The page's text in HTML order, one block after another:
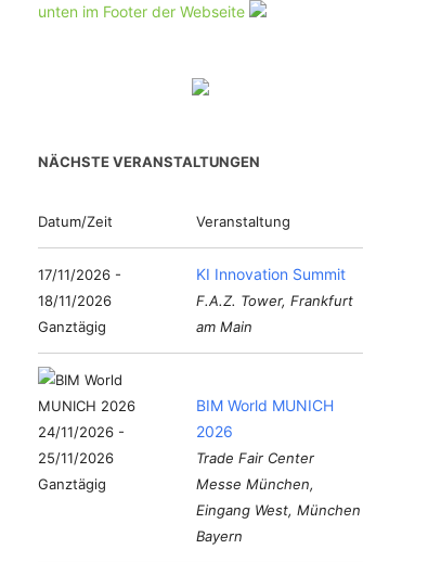
unten im Footer der Webseite
NÄCHSTE VERANSTALTUNGEN
Datum/Zeit Veranstaltung
17/11/2026 -
18/11/2026
Ganztägig
KI Innovation Summit
F.A.Z. Tower, Frankfurt
am Main
24/11/2026 -
25/11/2026
Ganztägig
BIM World MUNICH
2026
Trade Fair Center
Messe München,
Eingang West, München
Bayern